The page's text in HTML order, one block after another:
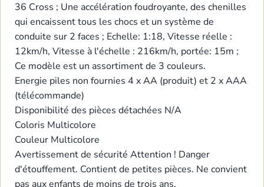
36 Cross ; Une accélération foudroyante, des chenilles
qui encaissent tous les chocs et un système de
conduite sur 2 faces ; Echelle: 1:18, Vitesse réelle :
12km/h, Vitesse à l'échelle : 216km/h, portée: 15m ;
Ce modèle est un assortiment de 3 couleurs.
Energie piles non fournies 4 x AA (produit) et 2 x AAA
(télécommande)
Disponibilité des pièces détachées N/A
Coloris Multicolore
Couleur Multicolore
Avertissement de sécurité Attention ! Danger
d'étouffement. Contient de petites pièces. Ne convient
pas aux enfants de moins de trois ans.